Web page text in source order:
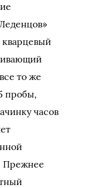
кварцевый
то же
пробы,
часов
Прежнее